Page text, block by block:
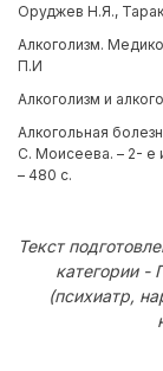
Оруджев Н.Я.,
Алкоголизм.
П.И
Алкоголизм и
Алкогольная
С. Моисеева. – 2- е
– 480 с.
Текст
категории
(психиатр,